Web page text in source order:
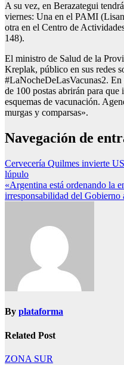
A su vez, en Berazategui
viernes: Una en el PAMI
otra en el Centro de
148).
El ministro de Salud de la
Kreplak, público en sus redes
#LaNocheDeLasVacunas2.
de 100 postas abrirán para
esquemas de vacunación.
murgas y comparsas».
Navegación de
Cervecería Quilmes invierte
lúpulo
«Argentina está ordenando la
irresponsabilidad del Gobierno
By plataforma
Related Post
ZONA SUR